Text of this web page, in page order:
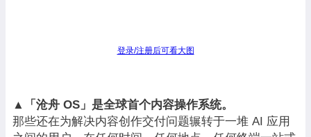
登录/注册后可看大图
▲「沧舟 OS」是全球首个内容操作系统。
那些还在为解决内容创作交付问题辗转于一堆 AI 应用